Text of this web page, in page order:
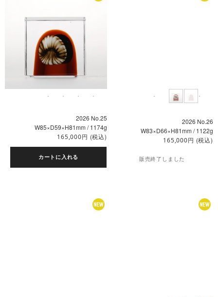
2026 No.25
W85×D59×H81mm / 1174g
165,000円 (税込)
カートに入れる
2026 No.26
W83×D66×H81mm / 1122g
165,000円 (税込)
販売終了しました